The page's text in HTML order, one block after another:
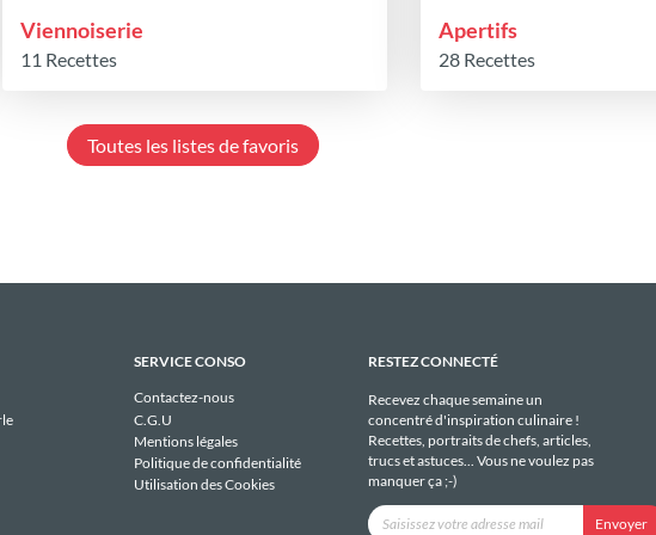
Viennoiserie
11 Recettes
Apertifs
28 Recettes
Toutes les listes de favoris
SERVICE CONSO
Contactez-nous
C.G.U
Mentions légales
Politique de confidentialité
Utilisation des Cookies
RESTEZ CONNECTÉ
Recevez chaque semaine un
concentré d'inspiration culinaire !
Recettes, portraits de chefs, articles,
trucs et astuces... Vous ne voulez pas
manquer ça ;-)